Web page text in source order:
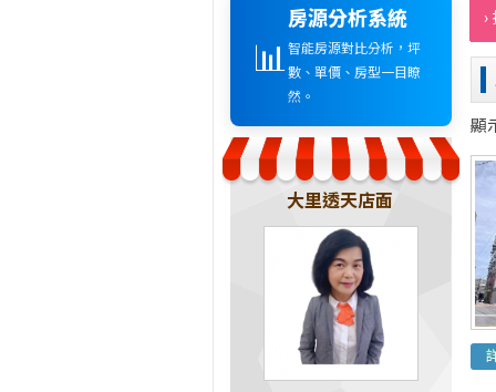
📊
房源分析系統
智能房源對比分析，坪
數、單價、房型一目瞭
然。
大里透天店面
›
顯